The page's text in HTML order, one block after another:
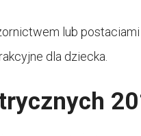
lub
dla dziecka.